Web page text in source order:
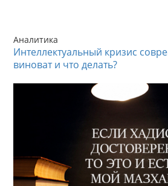
Аналитика
Интеллектуальный кризис
виноват и что делать?